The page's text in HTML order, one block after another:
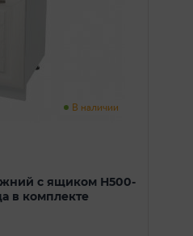
В наличии
с ящиком Н500-
в комплекте